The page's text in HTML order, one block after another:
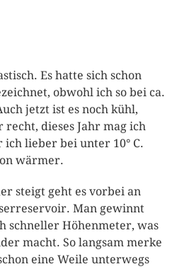
Es hatte sich schon
obwohl ich so bei ca.
jetzt ist es noch kühl,
dieses Jahr mag ich
lieber bei unter 10° C.
wärmer.
steigt geht es vorbei an
Man gewinnt
schneller Höhenmeter, was
macht. So langsam merke
eine Weile unterwegs